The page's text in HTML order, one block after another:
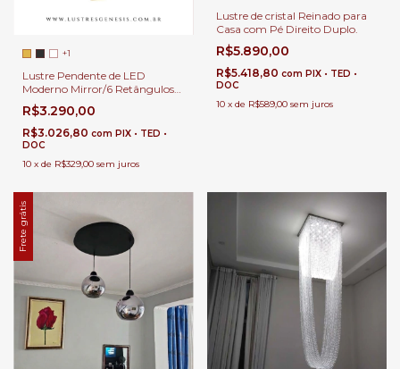
+1
Lustre Pendente de LED
Moderno Mirror/6 Retângulos
60x25cm Para Casas Pé Direito
Duplo e Alto
R$3.290,00
R$3.026,80 com PIX • TED •
DOC
10 x de R$329,00 sem juros
Lustre de cristal Reinado para
Casa com Pé Direito Duplo.
R$5.890,00
R$5.418,80 com PIX • TED •
DOC
10 x de R$589,00 sem juros
Frete grátis